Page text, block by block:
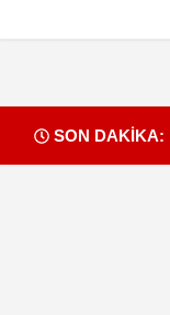
SON DAKİKA:
Toplam 10